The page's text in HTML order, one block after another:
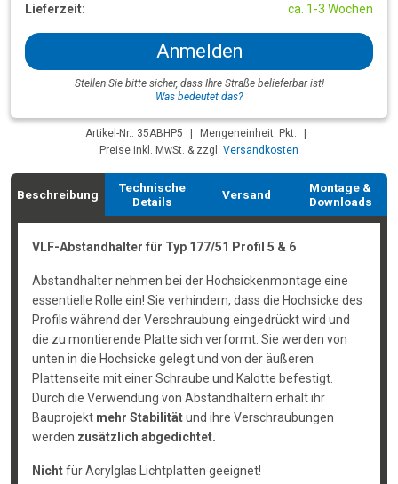
Lieferzeit: ca. 1-3 Wochen
Anmelden
Stellen Sie bitte sicher, dass Ihre Straße belieferbar ist!
Was bedeutet das?
Artikel-Nr.: 35ABHP5 Mengeneinheit: Pkt.
Preise inkl. MwSt. & zzgl. Versandkosten
Beschreibung
Technische
Details
Versand
Montage &
Downloads
VLF-Abstandhalter für Typ 177/51 Profil 5 & 6
Abstandhalter nehmen bei der Hochsickenmontage eine
essentielle Rolle ein! Sie verhindern, dass die Hochsicke des
Profils während der Verschraubung eingedrückt wird und
die zu montierende Platte sich verformt. Sie werden von
unten in die Hochsicke gelegt und von der äußeren
Plattenseite mit einer Schraube und Kalotte befestigt.
Durch die Verwendung von Abstandhaltern erhält ihr
Bauprojekt mehr Stabilitätund ihre Verschraubungen
werden zusätzlich abgedichtet.
Nichtfür Acrylglas Lichtplatten geeignet!